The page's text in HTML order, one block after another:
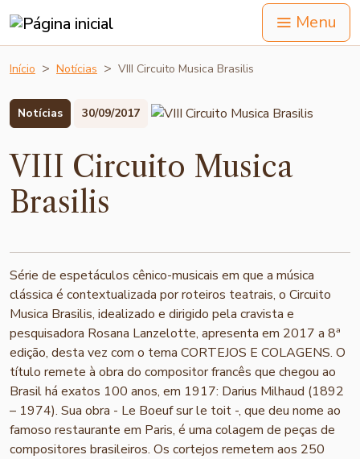
Menu
Início Notícias VIII Circuito Musica Brasilis
Notícias 30/09/2017
VIII Circuito Musica
Brasilis
Série de espetáculos cênico-musicais em que a música
clássica é contextualizada por roteiros teatrais, o Circuito
Musica Brasilis, idealizado e dirigido pela cravista e
pesquisadora Rosana Lanzelotte, apresenta em 2017 a 8ª
edição, desta vez com o tema CORTEJOS E COLAGENS. O
título remete à obra do compositor francês que chegou ao
Brasil há exatos 100 anos, em 1917: Darius Milhaud (1892
– 1974). Sua obra - Le Boeuf sur le toit -, que deu nome ao
famoso restaurante em Paris, é uma colagem de peças de
compositores brasileiros. Os cortejos remetem aos 250